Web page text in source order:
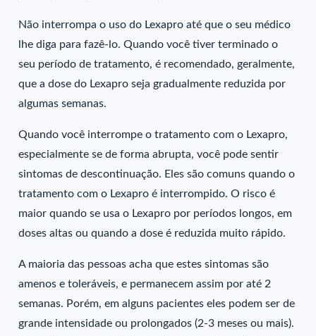
Não interrompa o uso do Lexapro até que o seu médico
lhe diga para fazê-lo. Quando você tiver terminado o
seu período de tratamento, é recomendado, geralmente,
que a dose do Lexapro seja gradualmente reduzida por
algumas semanas.
Quando você interrompe o tratamento com o Lexapro,
especialmente se de forma abrupta, você pode sentir
sintomas de descontinuação. Eles são comuns quando o
tratamento com o Lexapro é interrompido. O risco é
maior quando se usa o Lexapro por períodos longos, em
doses altas ou quando a dose é reduzida muito rápido.
A maioria das pessoas acha que estes sintomas são
amenos e toleráveis, e permanecem assim por até 2
semanas. Porém, em alguns pacientes eles podem ser de
grande intensidade ou prolongados (2-3 meses ou mais).